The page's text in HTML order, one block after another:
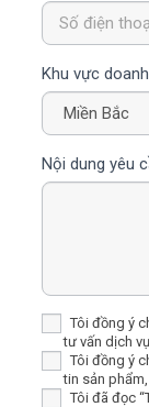
Khu vực
Nội dung yêu
Tôi đồng ý
tư vấn dịch
Tôi đồng ý
tin sản
Tôi đã đọc